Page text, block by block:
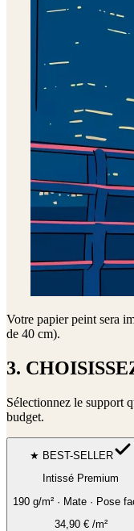
Votre papier peint sera
de 40 cm).
3.
Sélectionnez le support
budget.
★ BEST-SELLER
Intissé Premium
190 g/m² · Mate · Pose
34,90€/m²